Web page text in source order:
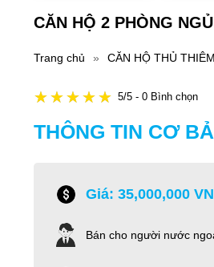
CĂN HỘ 2 PHÒNG
Trang chủ » CĂN HỘ THỦ
5/5 - 0 Bình chọn
THÔNG TIN CƠ
Giá: 35,000,000
Bán cho người nước